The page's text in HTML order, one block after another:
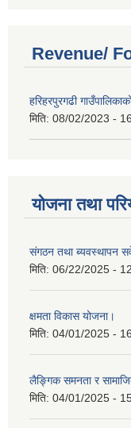
Revenue/
हरिहरपुरगढी
मिति: 08/02/2023 -
योजना तथा
संगठन तथा ब्यवस्थापन
मिति: 06/22/2025 -
क्षमता विकास योजना।
मिति: 04/01/2025 -
लैङ्गिक समनता र
मिति: 04/01/2025 -